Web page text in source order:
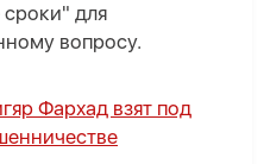
для
вопросу.
Фархад взят под